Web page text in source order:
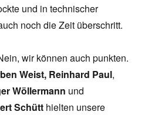
und in technischer
noch die Zeit überschritt.
wir können auch punkten.
Weist, Reinhard Paul,
Wöllermann und
Schütt hielten unsere